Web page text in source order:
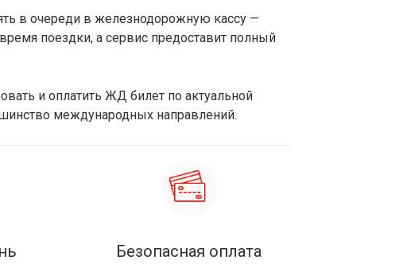
в очереди в железнодорожную кассу —
поездки, а сервис предоставит полный
и оплатить ЖД билет по актуальной
международных направлений.
Безопасная оплата